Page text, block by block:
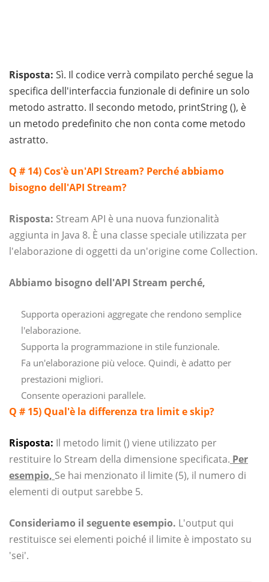
Risposta: Sì. Il codice verrà compilato perché segue la
specifica dell'interfaccia funzionale di definire un solo
metodo astratto. Il secondo metodo, printString (), è
un metodo predefinito che non conta come metodo
astratto.
Q # 14) Cos'è un'API Stream? Perché abbiamo
bisogno dell'API Stream?
Risposta: Stream API è una nuova funzionalità
aggiunta in Java 8. È una classe speciale utilizzata per
l'elaborazione di oggetti da un'origine come Collection.
Abbiamo bisogno dell'API Stream perché,
Supporta operazioni aggregate che rendono semplice
l'elaborazione.
Supporta la programmazione in stile funzionale.
Fa un'elaborazione più veloce. Quindi, è adatto per
prestazioni migliori.
Consente operazioni parallele.
Q # 15) Qual'è la differenza tra limit e skip?
Risposta: Il metodo limit () viene utilizzato per
restituire lo Stream della dimensione specificata. Per
esempio, Se hai menzionato il limite (5), il numero di
elementi di output sarebbe 5.
Consideriamo il seguente esempio. L'output qui
restituisce sei elementi poiché il limite è impostato su
'sei'.